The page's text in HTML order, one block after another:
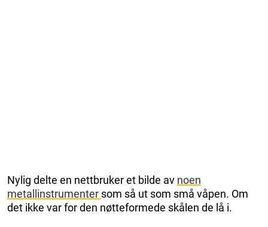
Nylig delte en nettbruker et bilde av noen
metallinstrumenter som så ut som små våpen. Om
det ikke var for den nøtteformede skålen de lå i.